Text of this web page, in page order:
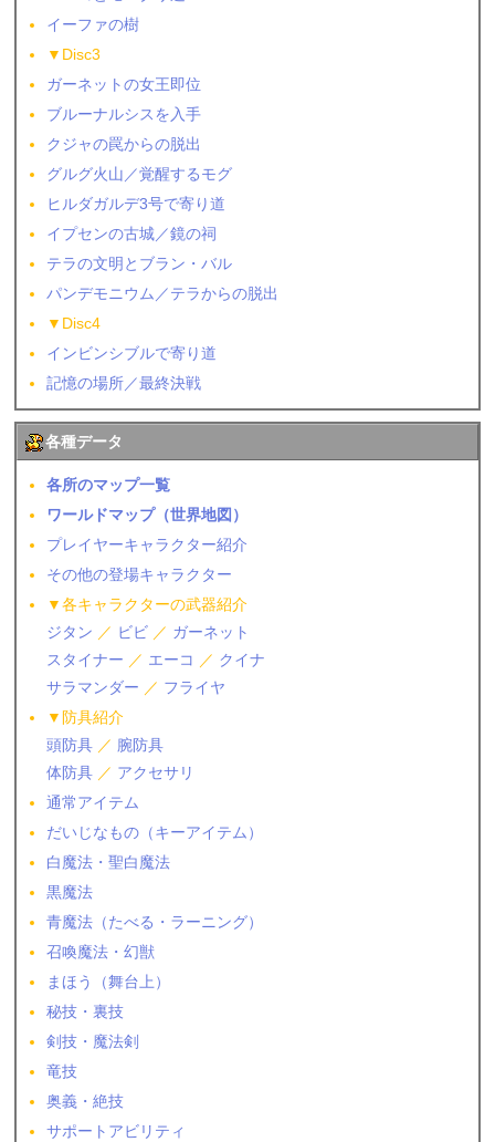
イーファの樹
▼Disc3
ガーネットの女王即位
ブルーナルシスを入手
クジャの罠からの脱出
グルグ火山／覚醒するモグ
ヒルダガルデ3号で寄り道
イプセンの古城／鏡の祠
テラの文明とブラン・バル
パンデモニウム／テラからの脱出
▼Disc4
インビンシブルで寄り道
記憶の場所／最終決戦
各種データ
各所のマップ一覧
ワールドマップ（世界地図）
プレイヤーキャラクター紹介
その他の登場キャラクター
▼各キャラクターの武器紹介
ジタン ／ ビビ ／ ガーネット
スタイナー ／ エーコ ／ クイナ
サラマンダー ／ フライヤ
▼防具紹介
頭防具 ／ 腕防具
体防具 ／ アクセサリ
通常アイテム
だいじなもの（キーアイテム）
白魔法・聖白魔法
黒魔法
青魔法（たべる・ラーニング）
召喚魔法・幻獣
まほう（舞台上）
秘技・裏技
剣技・魔法剣
竜技
奥義・絶技
サポートアビリティ